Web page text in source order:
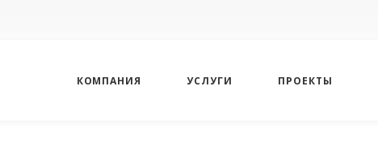
КОМПАНИЯ УСЛУГИ ПРОЕКТЫ